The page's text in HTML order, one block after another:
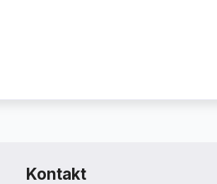
Kontakt